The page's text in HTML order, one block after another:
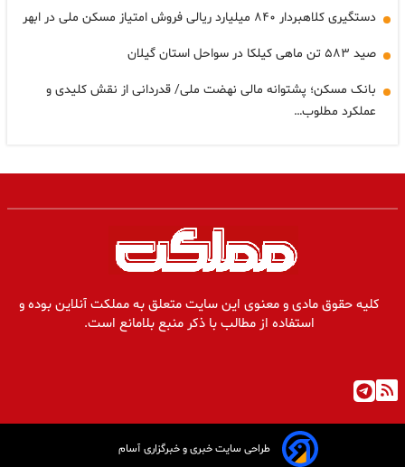
دستگیری کلاهبردار ۸۴۰ میلیارد ریالی فروش امتیاز مسکن ملی در ابهر
صید ۵۸۳ تن ماهی کیلکا در سواحل استان گیلان
بانک مسکن؛ پشتوانه مالی نهضت ملی/ قدردانی از نقش کلیدی و
عملکرد مطلوب…
کلیه حقوق مادی و معنوی این سایت متعلق به مملکت آنلاین بوده و
استفاده از مطالب با ذکر منبع بلامانع است.
طراحی سایت خبری و خبرگزاری آسام